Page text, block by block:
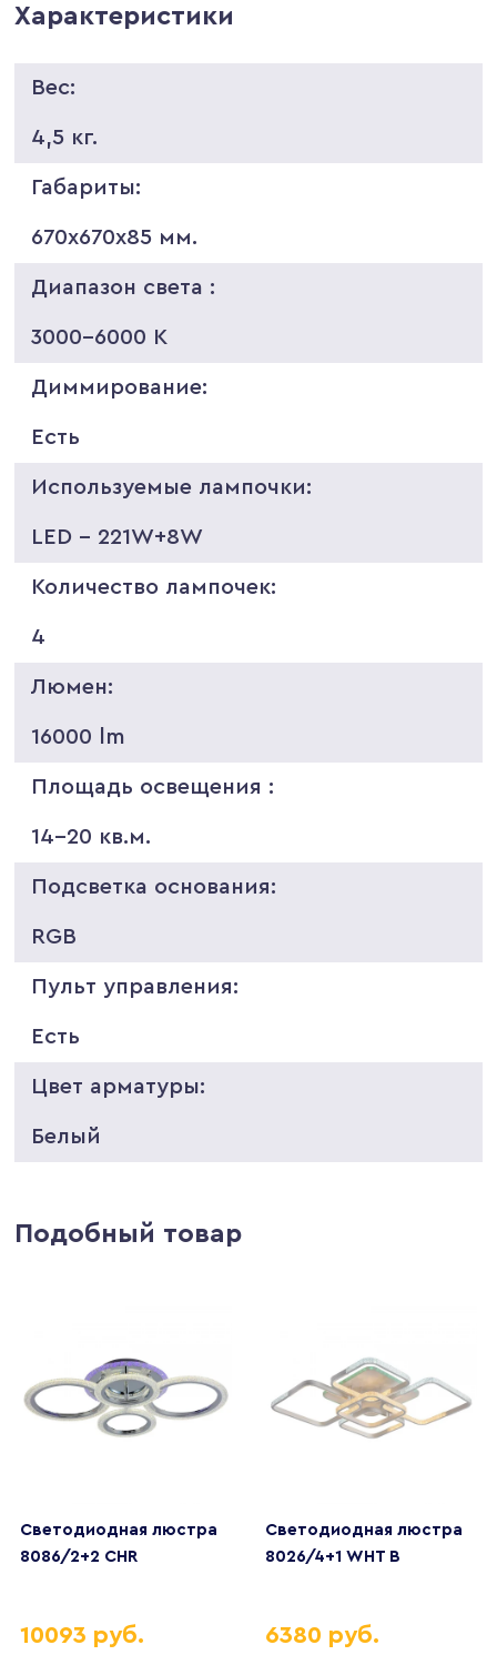
Характеристики
Вес:
4,5 кг.
Габариты:
670х670х85 мм.
Диапазон света :
3000-6000 K
Диммирование:
Есть
Используемые лампочки:
LED - 221W+8W
Количество лампочек:
4
Люмен:
16000 lm
Площадь освещения :
14-20 кв.м.
Подсветка основания:
RGB
Пульт управления:
Есть
Цвет арматуры:
Белый
Подобный товар
Светодиодная люстра
8086/2+2 CHR
10093 руб.
Светодиодная люстра
8026/4+1 WHT B
6380 руб.